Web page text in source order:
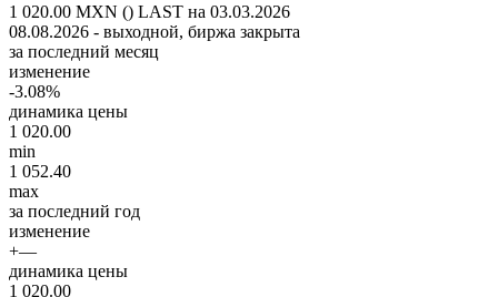
1 020.00 MXN () LAST на 03.03.2026
08.08.2026 - выходной, биржа закрыта
за последний месяц
изменение
-3.08%
динамика цены
1 020.00
min
1 052.40
max
за последний год
изменение
+—
динамика цены
1 020.00